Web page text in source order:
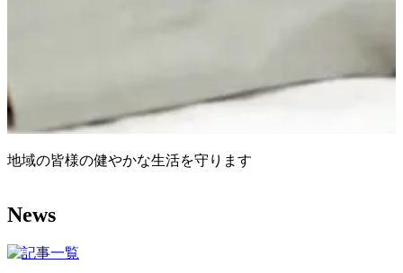
地域の皆様の健やかな生活を守ります
News